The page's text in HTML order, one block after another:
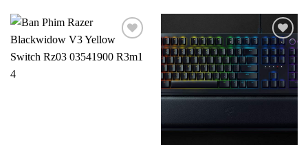
Wishlist
Add to
Wishlist